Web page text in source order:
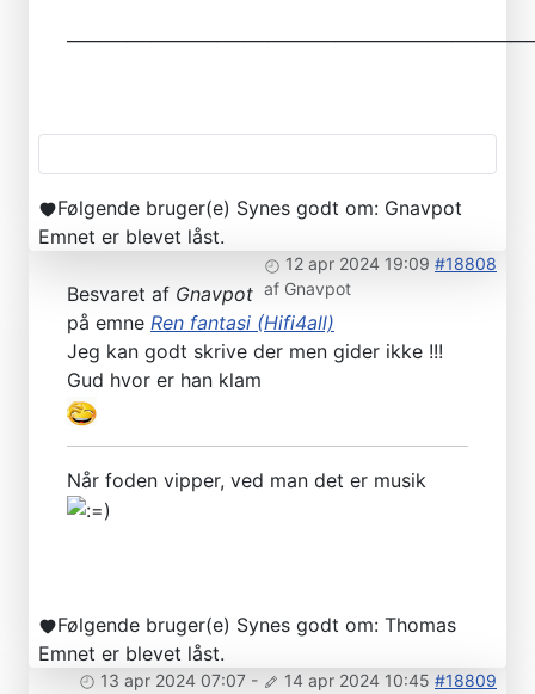
Følgende bruger(e) Synes godt om: Gnavpot
Emnet er blevet låst.
12 apr 2024 19:09 #18808
af Gnavpot
Besvaret af Gnavpot
på emne Ren fantasi (Hifi4all)
Jeg kan godt skrive der men gider ikke !!!
Gud hvor er han klam
Når foden vipper, ved man det er musik
Følgende bruger(e) Synes godt om: Thomas
Emnet er blevet låst.
13 apr 2024 07:07 - 14 apr 2024 10:45 #18809